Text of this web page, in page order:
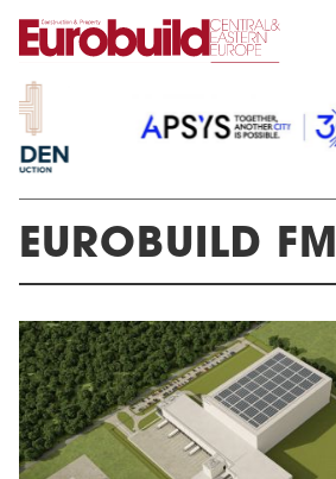
EUROBUILD FM